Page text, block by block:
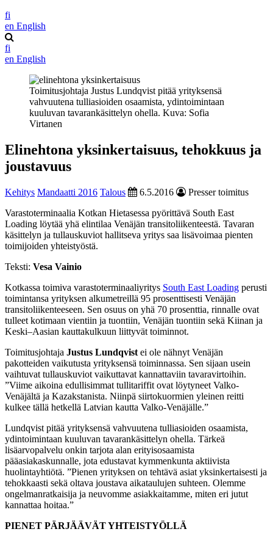
fi
en English
fi
en English
Toimitusjohtaja Justus Lundqvist pitää yrityksensä
vahvuutena tulliasioiden osaamista, ydintoimintaan
kuuluvan tavarankäsittelyn ohella. Kuva: Sofia
Virtanen
Elinehtona yksinkertaisuus, tehokkuus ja
joustavuus
Kehitys Mandaatti 2016 Talous 6.5.2016
Presser toimitus
Varastoterminaalia Kotkan Hietasessa pyörittävä South East
Loading löytää yhä elintilaa Venäjän transitoliikenteestä. Tavaran
käsittelyn ja tullauskuviot hallitseva yritys saa lisävoimaa pienten
toimijoiden yhteistyöstä.
Teksti: Vesa Vainio
Kotkassa toimiva varastoterminaaliyritys South East Loading perusti
toimintansa yrityksen alkumetreillä 95 prosenttisesti Venäjän
transitoliikenteeseen. Sen osuus on yhä 70 prosenttia, rinnalle ovat
tulleet kotimaan vientiin ja tuontiin, Venäjän tuontiin sekä Kiinan ja
Keski–Aasian kauttakulkuun liittyvät toiminnot.
Toimitusjohtaja Justus Lundqvist ei ole nähnyt Venäjän
pakotteiden vaikutusta yrityksensä toiminnassa. Sen sijaan usein
vaihtuvat tullauskuviot vaikuttavat kannattaviin tavaravirtoihin.
”Viime aikoina edullisimmat tullitariffit ovat löytyneet Valko-
Venäjältä ja Kazakstanista. Niinpä siirtokuormien yleinen reitti
kulkee tällä hetkellä Latvian kautta Valko-Venäjälle.”
Lundqvist pitää yrityksensä vahvuutena tulliasioiden osaamista,
ydintoimintaan kuuluvan tavarankäsittelyn ohella. Tärkeä
lisäarvopalvelu onkin tarjota alan erityisosaamista
pääasiakaskunnalle, jota edustavat kymmenkunta aktiivista
huolintayhtiötä. ”Pienen yrityksen on tehtävä asiat yksinkertaisesti ja
tehokkaasti sekä oltava joustava aikataulujen suhteen. Olemme
ongelmanratkaisija ja neuvomme asiakkaitamme, miten eri jutut
kannattaa hoitaa.”
PIENET PÄRJÄÄVÄT YHTEISTYÖLLÄ